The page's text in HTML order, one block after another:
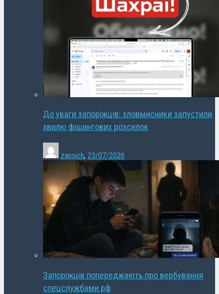
До уваги запоріжців: зловмисники запустили
хвилю фішингових розсилок
zapsich, 23/07/2026
Запоріжців попереджають про вербування
спецслужбами рф